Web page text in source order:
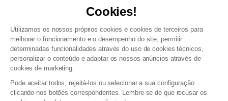
Cookies!
Utilizamos os nossos próprios cookies e cookies de terceiros para
melhorar o funcionamento e o desempenho do site, permitir
determinadas funcionalidades através do uso de cookies técnicos,
personalizar o conteúdo e adaptar os nossos anúncios através de
cookies de marketing.
Pode aceitar todos, rejeitá-los ou selecionar a sua configuração
clicando nos botões correspondentes. Lembre-se de que recusar os
Termos e Condições Gerais de Venda e Aviso Legal
Gestão de dados pessoais e política de cookies
Termos e condições gerais de venda pro